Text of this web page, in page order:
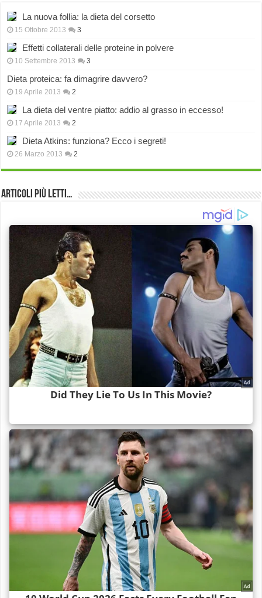
La nuova follia: la dieta del corsetto
15 Ottobre 2013 3
Effetti collaterali delle proteine in polvere
10 Settembre 2013 3
Dieta proteica: fa dimagrire davvero?
19 Aprile 2013 2
La dieta del ventre piatto: addio al grasso in eccesso!
17 Aprile 2013 2
Dieta Atkins: funziona? Ecco i segreti!
26 Marzo 2013 2
Articoli più Letti…